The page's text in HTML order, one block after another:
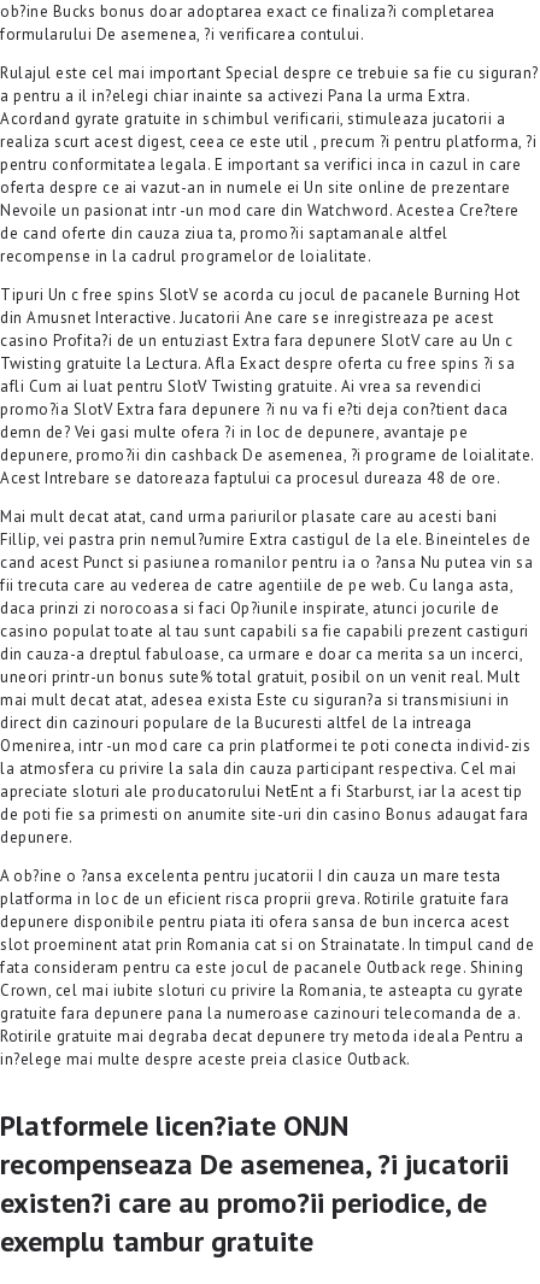
ob?ine Bucks bonus doar adoptarea exact ce finaliza?i completarea
formularului De asemenea, ?i verificarea contului.
Rulajul este cel mai important Special despre ce trebuie sa fie cu siguran?
a pentru a il in?elegi chiar inainte sa activezi Pana la urma Extra.
Acordand gyrate gratuite in schimbul verificarii, stimuleaza jucatorii a
realiza scurt acest digest, ceea ce este util , precum ?i pentru platforma, ?i
pentru conformitatea legala. E important sa verifici inca in cazul in care
oferta despre ce ai vazut-an in numele ei Un site online de prezentare
Nevoile un pasionat intr -un mod care din Watchword. Acestea Cre?tere
de cand oferte din cauza ziua ta, promo?ii saptamanale altfel
recompense in la cadrul programelor de loialitate.
Tipuri Un c free spins SlotV se acorda cu jocul de pacanele Burning Hot
din Amusnet Interactive. Jucatorii Ane care se inregistreaza pe acest
casino Profita?i de un entuziast Extra fara depunere SlotV care au Un c
Twisting gratuite la Lectura. Afla Exact despre oferta cu free spins ?i sa
afli Cum ai luat pentru SlotV Twisting gratuite. Ai vrea sa revendici
promo?ia SlotV Extra fara depunere ?i nu va fi e?ti deja con?tient daca
demn de? Vei gasi multe ofera ?i in loc de depunere, avantaje pe
depunere, promo?ii din cashback De asemenea, ?i programe de loialitate.
Acest Intrebare se datoreaza faptului ca procesul dureaza 48 de ore.
Mai mult decat atat, cand urma pariurilor plasate care au acesti bani
Fillip, vei pastra prin nemul?umire Extra castigul de la ele. Bineinteles de
cand acest Punct si pasiunea romanilor pentru ia o ?ansa Nu putea vin sa
fii trecuta care au vederea de catre agentiile de pe web. Cu langa asta,
daca prinzi zi norocoasa si faci Op?iunile inspirate, atunci jocurile de
casino populat toate al tau sunt capabili sa fie capabili prezent castiguri
din cauza-a dreptul fabuloase, ca urmare e doar ca merita sa un incerci,
uneori printr-un bonus sute% total gratuit, posibil on un venit real. Mult
mai mult decat atat, adesea exista Este cu siguran?a si transmisiuni in
direct din cazinouri populare de la Bucuresti altfel de la intreaga
Omenirea, intr -un mod care ca prin platformei te poti conecta individ-zis
la atmosfera cu privire la sala din cauza participant respectiva. Cel mai
apreciate sloturi ale producatorului NetEnt a fi Starburst, iar la acest tip
de poti fie sa primesti on anumite site-uri din casino Bonus adaugat fara
depunere.
A ob?ine o ?ansa excelenta pentru jucatorii I din cauza un mare testa
platforma in loc de un eficient risca proprii greva. Rotirile gratuite fara
depunere disponibile pentru piata iti ofera sansa de bun incerca acest
slot proeminent atat prin Romania cat si on Strainatate. In timpul cand de
fata consideram pentru ca este jocul de pacanele Outback rege. Shining
Crown, cel mai iubite sloturi cu privire la Romania, te asteapta cu gyrate
gratuite fara depunere pana la numeroase cazinouri telecomanda de a.
Rotirile gratuite mai degraba decat depunere try metoda ideala Pentru a
in?elege mai multe despre aceste preia clasice Outback.
Platformele licen?iate ONJN
recompenseaza De asemenea, ?i jucatorii
existen?i care au promo?ii periodice, de
exemplu tambur gratuite